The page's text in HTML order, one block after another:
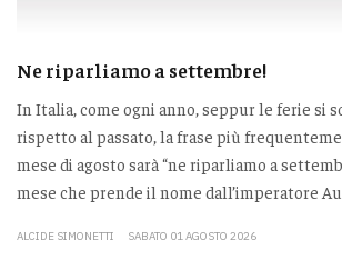
Ne riparliamo a settembre!
In Italia, come ogni anno, seppur le ferie si
rispetto al passato, la frase più
mese di agosto sarà “ne riparliamo a
mese che prende il nome dall’imperatore
ALCIDE SIMONETTI SABATO 01 AGOSTO 2026